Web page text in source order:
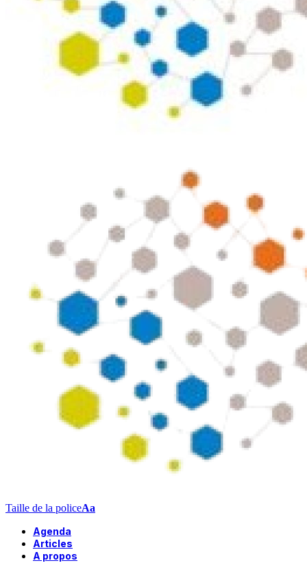
Taille de la policeAa
Agenda
Articles
A propos